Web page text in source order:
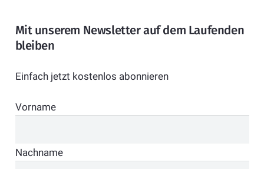
Mit unserem Newsletter auf dem Laufenden
bleiben
Einfach jetzt kostenlos abonnieren
Vorname
Nachname